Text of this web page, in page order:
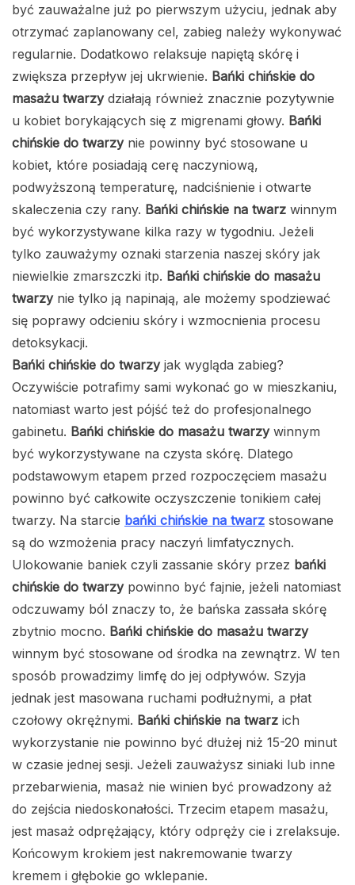
być zauważalne już po pierwszym użyciu, jednak aby
otrzymać zaplanowany cel, zabieg należy wykonywać
regularnie. Dodatkowo relaksuje napiętą skórę i
zwiększa przepływ jej ukrwienie. Bańki chińskie do
masażu twarzydziałają również znacznie pozytywnie
u kobiet borykających się z migrenami głowy. Bańki
chińskie do twarzynie powinny być stosowane u
kobiet, które posiadają cerę naczyniową,
podwyższoną temperaturę, nadciśnienie i otwarte
skaleczenia czy rany. Bańki chińskie na twarz winnym
być wykorzystywane kilka razy w tygodniu. Jeżeli
tylko zauważymy oznaki starzenia naszej skóry jak
niewielkie zmarszczki itp. Bańki chińskie do masażu
twarzynie tylko ją napinają, ale możemy spodziewać
się poprawy odcieniu skóry i wzmocnienia procesu
detoksykacji.
Bańki chińskie do twarzyjak wygląda zabieg?
Oczywiście potrafimy sami wykonać go w mieszkaniu,
natomiast warto jest pójść też do profesjonalnego
gabinetu. Bańki chińskie do masażu twarzywinnym
być wykorzystywane na czysta skórę. Dlatego
podstawowym etapem przed rozpoczęciem masażu
powinno być całkowite oczyszczenie tonikiem całej
twarzy. Na starcie bańki chińskie na twarz stosowane
są do wzmożenia pracy naczyń limfatycznych.
Ulokowanie baniek czyli zassanie skóry przez bańki
chińskie do twarzypowinno być fajnie, jeżeli natomiast
odczuwamy ból znaczy to, że bańska zassała skórę
zbytnio mocno. Bańki chińskie do masażu twarzy
winnym być stosowane od środka na zewnątrz. W ten
sposób prowadzimy limfę do jej odpływów. Szyja
jednak jest masowana ruchami podłużnymi, a płat
czołowy okrężnymi. Bańki chińskie na twarz ich
wykorzystanie nie powinno być dłużej niż 15-20 minut
w czasie jednej sesji. Jeżeli zauważysz siniaki lub inne
przebarwienia, masaż nie winien być prowadzony aż
do zejścia niedoskonałości. Trzecim etapem masażu,
jest masaż odprężający, który odpręży cie i zrelaksuje.
Końcowym krokiem jest nakremowanie twarzy
kremem i głębokie go wklepanie.